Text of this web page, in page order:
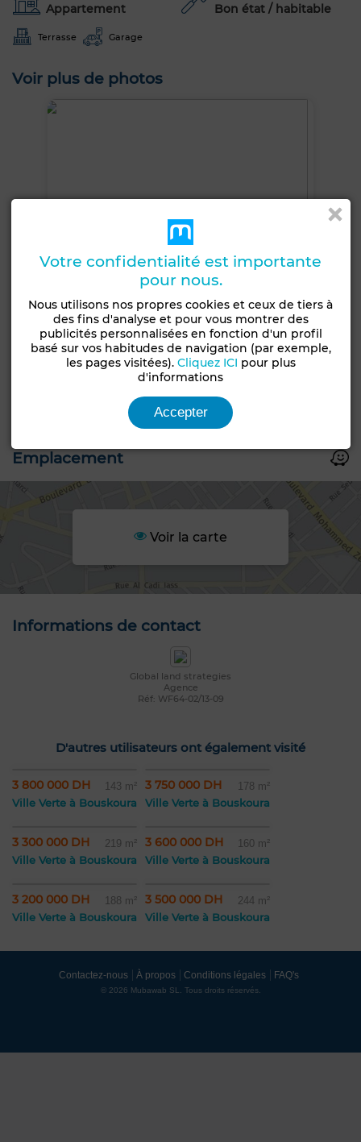
Appartement Bon état / habitable
Terrasse Garage
Voir plus de photos
+5 PHOTOS
Emplacement
Voir la carte
Informations de contact
Global land strategies
Agence
Réf: WF64-02/13-09
D'autres utilisateurs ont également visité
3 800 000 DH 143 m²
Ville Verte à Bouskoura
3 750 000 DH 178 m²
Ville Verte à Bouskoura
3 300 000 DH 219 m²
Ville Verte à Bouskoura
3 600 000 DH 160 m²
Ville Verte à Bouskoura
3 200 000 DH 188 m²
Ville Verte à Bouskoura
3 500 000 DH 244 m²
Ville Verte à Bouskoura
Contactez-nous À propos Conditions légales FAQ's
© 2026 Mubawab SL. Tous droits réservés.
Votre confidentialité est importante
pour nous.
Nous utilisons nos propres cookies et ceux de tiers à
des fins d'analyse et pour vous montrer des
publicités personnalisées en fonction d'un profil
basé sur vos habitudes de navigation (par exemple,
les pages visitées). Cliquez ICI pour plus
d'informations
Accepter